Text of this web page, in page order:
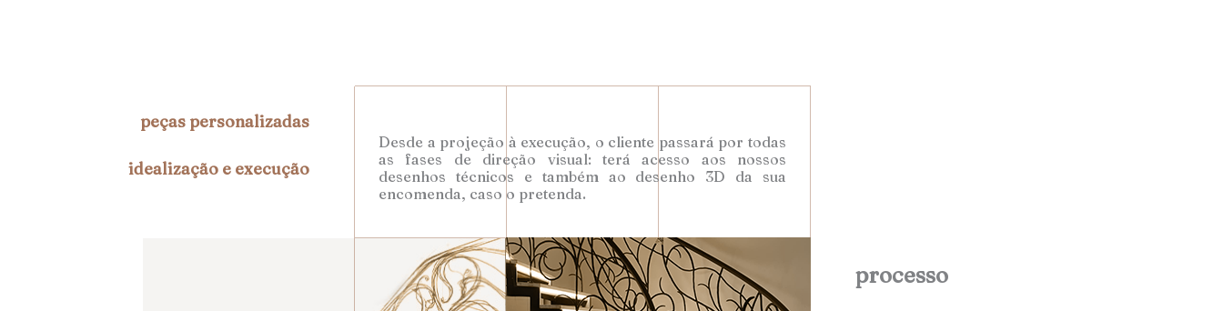
peças personalizadas
idealização e execução
Desde a projeção à execução, o cliente passará por todas
as fases de direção visual: terá acesso aos nossos
desenhos técnicos e também ao desenho 3D da sua
encomenda, caso o pretenda.
processo